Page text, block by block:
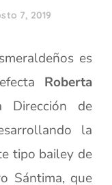
7, 2019
es
Roberta
de
la
tipo bailey de
Sántima, que